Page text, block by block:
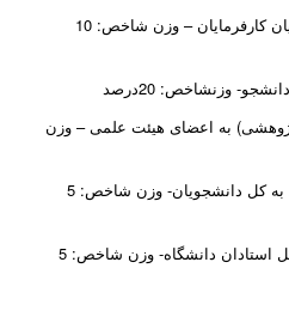
2- بررسی شهرت دانشگاه در میان کارفرمایان – وزن شاخص: 10
پژوهشی) به اعضای هیئت علمی – وزن
5- نسبت دانشجویان بین المللی به کل دانشجویان- وزن شاخص: 5
6- نسبت استادان بین مللی یه کل استادان دانشگاه- وزن شاخص: 5